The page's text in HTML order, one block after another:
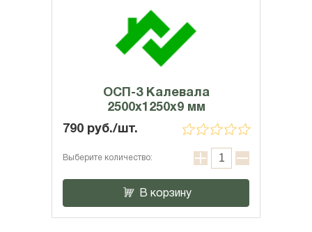
ОСП-3 Калевала
2500х1250х9 мм
790 руб./шт.
Выберите количество:
В корзину